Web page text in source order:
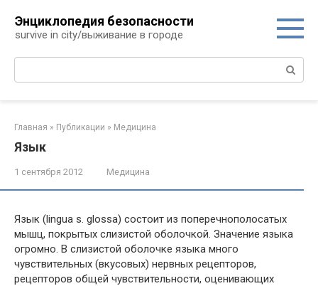
контенту
Энциклопедия безопасности
survive in city/выживание в городе
Поиск:
Главная » Публикации » Медицина
Язык
1 сентября 2012 Медицина
Язык (lingua s. glossa) состоит из поперечнополосатых
мышц, покрытых слизистой оболочкой. Значение языка
огромно. В слизистой оболочке языка много
чувствительных (вкусовых) нервных рецепторов,
рецепторов общей чувствительности, оценивающих